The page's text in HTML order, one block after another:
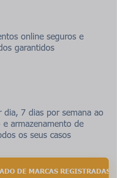
online seguros e
garantidos
dia, 7 dias por semana ao
armazenamento de
os seus casos
DE MARCAS REGISTRADAS